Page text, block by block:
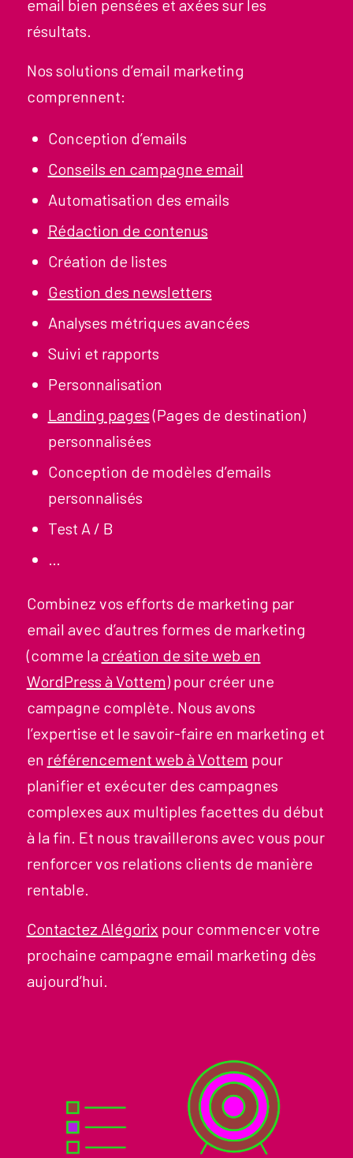
email bien pensées et axées sur les
résultats.
Nos solutions d’email marketing
comprennent:
Conception d’emails
Conseils en campagne email
Automatisation des emails
Rédaction de contenus
Création de listes
Gestion des newsletters
Analyses métriques avancées
Suivi et rapports
Personnalisation
Landing pages(Pages de destination)
personnalisées
Conception de modèles d’emails
personnalisés
Test A / B
…
Combinez vos efforts de marketing par
email avec d’autres formes de marketing
(comme la création de site web en
WordPress à Vottem) pour créer une
campagne complète. Nous avons
l’expertise et le savoir-faire en marketing et
en référencement web à Vottem pour
planifier et exécuter des campagnes
complexes aux multiples facettes du début
à la fin. Et nous travaillerons avec vous pour
renforcer vos relations clients de manière
rentable.
Contactez Alégorix pour commencer votre
prochaine campagne email marketing dès
aujourd’hui.